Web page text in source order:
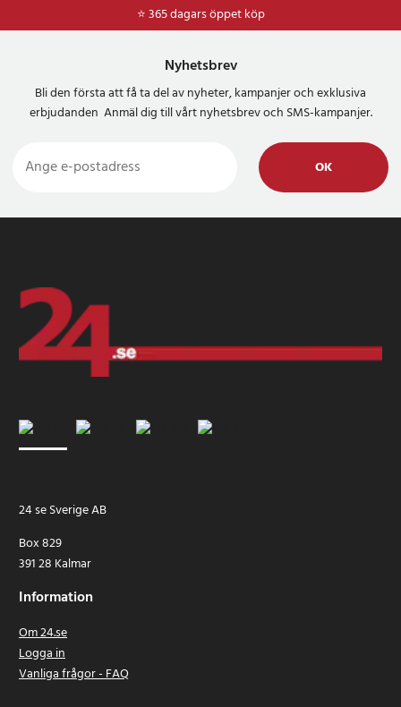
⭐ 365 dagars öppet köp
Nyhetsbrev
Bli den första att få ta del av nyheter, kampanjer och exklusiva
erbjudanden Anmäl dig till vårt nyhetsbrev och SMS-kampanjer.
OK
24 se Sverige AB
Box 829
391 28 Kalmar
Information
Om 24.se
Logga in
Vanliga frågor - FAQ